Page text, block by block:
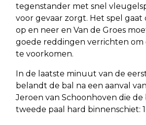
tegenstander met snel
voor gevaar zorgt. Het spel
op en neer en Van de Groes
goede reddingen verrichten om
te voorkomen.
In de laatste minuut van de
belandt de bal na een aanval
Jeroen van Schoonhoven die de
tweede paal hard binnenschiet: